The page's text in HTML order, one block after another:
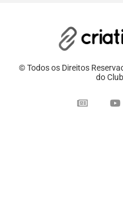
© Todos os Direitos
do